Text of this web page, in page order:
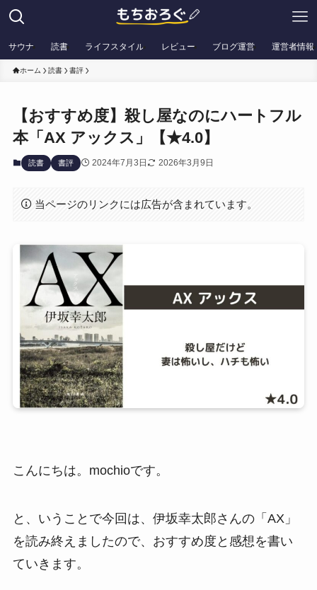
サウナ 読書 ライフスタイル レビュー ブログ運営 運営者情報
ホーム 読書 書評
【おすすめ度】殺し屋なのにハートフル
本「AX アックス」【★4.0】
読書 書評 2024年7月3日 2026年3月9日
当ページのリンクには広告が含まれています。
こんにちは。mochioです。
と、いうことで今回は、伊坂幸太郎さんの「AX」
を読み終えましたので、おすすめ度と感想を書い
ていきます。